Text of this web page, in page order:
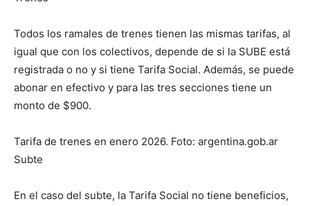
Todos los ramales de trenes tienen las mismas tarifas, al
igual que con los colectivos, depende de si la SUBE está
registrada o no y si tiene Tarifa Social. Además, se puede
abonar en efectivo y para las tres secciones tiene un
monto de $900.
Tarifa de trenes en enero 2026. Foto: argentina.gob.ar
Subte
En el caso del subte, la Tarifa Social no tiene beneficios,